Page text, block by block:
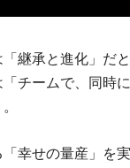
継承と進化」だ
チームで、同時
幸せの量産」を